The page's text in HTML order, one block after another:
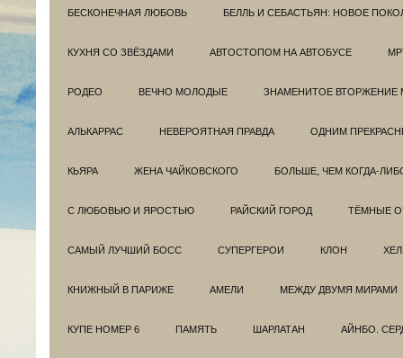
БЕСКОНЕЧНАЯ ЛЮБОВЬ БЕЛЛЬ И СЕБАСТЬЯН: НОВОЕ
КУХНЯ СО ЗВЁЗДАМИ АВТОСТОПОМ НА АВТОБУСЕ
РОДЕО ВЕЧНО МОЛОДЫЕ ЗНАМЕНИТОЕ ВТОРЖЕНИЕ
АЛЬКАРРАС НЕВЕРОЯТНАЯ ПРАВДА ОДНИМ
КЬЯРА ЖЕНА ЧАЙКОВСКОГО БОЛЬШЕ, ЧЕМ КОГДА-
С ЛЮБОВЬЮ И ЯРОСТЬЮ РАЙСКИЙ ГОРОД ТЁМНЫЕ
САМЫЙ ЛУЧШИЙ БОСС СУПЕРГЕРОИ КЛОН
КНИЖНЫЙ В ПАРИЖЕ АМЕЛИ МЕЖДУ ДВУМЯ МИРАМИ
КУПЕ НОМЕР 6 ПАМЯТЬ ШАРЛАТАН АЙНБО.